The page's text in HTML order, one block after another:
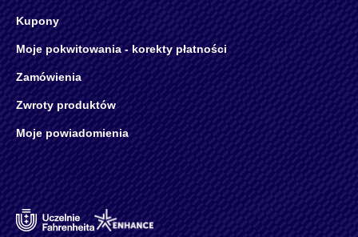
Kupony
Moje pokwitowania - korekty płatności
Zamówienia
Zwroty produktów
Moje powiadomienia